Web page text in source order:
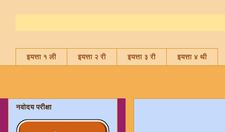
इयत्ता १ ली इयत्ता २ री इयत्ता ३ री इयत्ता ४ थी
नवोदय परीक्षा